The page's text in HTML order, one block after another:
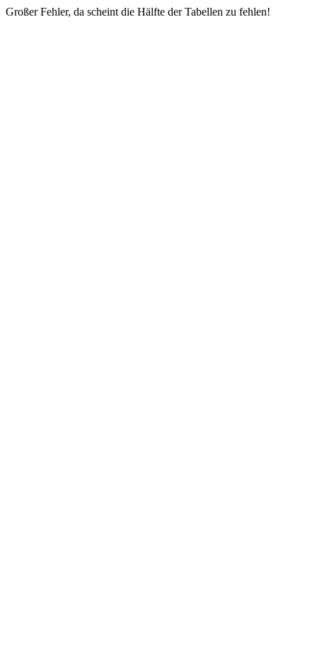
Großer Fehler, da scheint die Hälfte der Tabellen zu fehlen!